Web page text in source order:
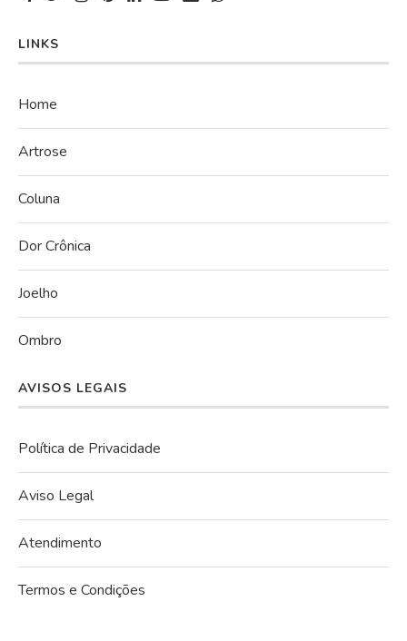
LINKS
Home
Artrose
Coluna
Dor Crônica
Joelho
Ombro
AVISOS LEGAIS
Política de Privacidade
Aviso Legal
Atendimento
Termos e Condições